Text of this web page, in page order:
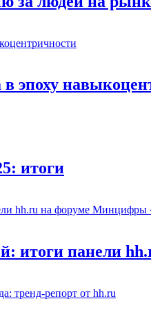
эпоху
итоги
итоги панели